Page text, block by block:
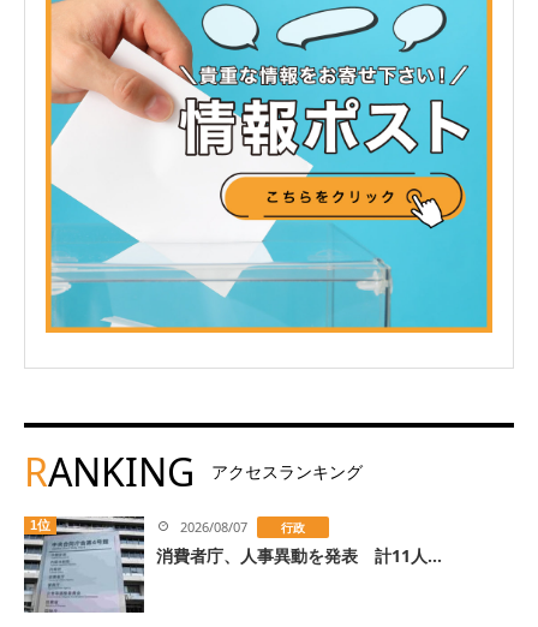
RANKING アクセスランキング
1位 2026/08/07 行政
消費者庁、人事異動を発表 計11人...